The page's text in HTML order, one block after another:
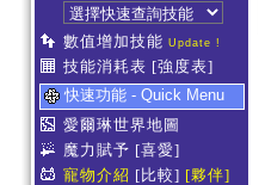
數值增加技能 Update !
技能消耗表 [強度表]
快速功能 - Quick Menu
愛爾琳世界地圖
魔力賦予 [喜愛]
寵物介紹 [比較] [夥伴]